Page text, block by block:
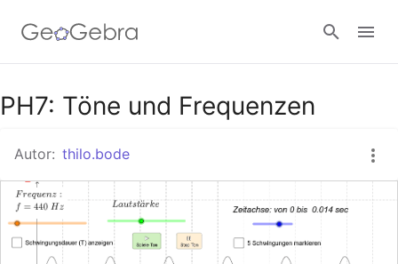
Google Classroom
GeoGebra Classroom
Anmelden
PH7: Töne und Frequenzen
Autor: thilo.bode